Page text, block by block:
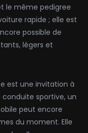
le même pedigree
rapide ; elle est
possible de
légers et
est une invitation à
sportive, un
peut encore
du moment. Elle